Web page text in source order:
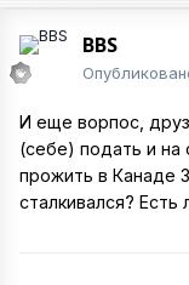
BBS
И еще ворпос,
(себе) подать и
прожить в Канаде
сталкивался? Есть